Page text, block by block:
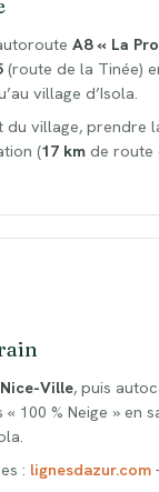
A8 « La
(route de la Tinée)
village d’Isola.
du village, prendre
(17 km de route
Nice-Ville, puis
« 100 % Neige » en
: lignesdazur.com